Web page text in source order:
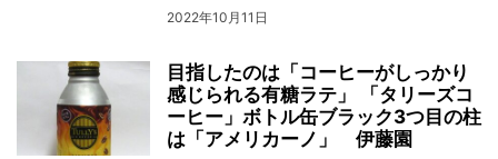
2022年10月11日
目指したのは「コーヒーがしっかり
感じられる有糖ラテ」 「タリーズコ
ーヒー」ボトル缶ブラック3つ目の柱
は「アメリカーノ」 伊藤園